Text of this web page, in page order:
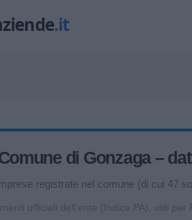
di Gonzaga –
registrate nel comune (di cui 47
ufficiali dell'ente (Indice PA), utili per